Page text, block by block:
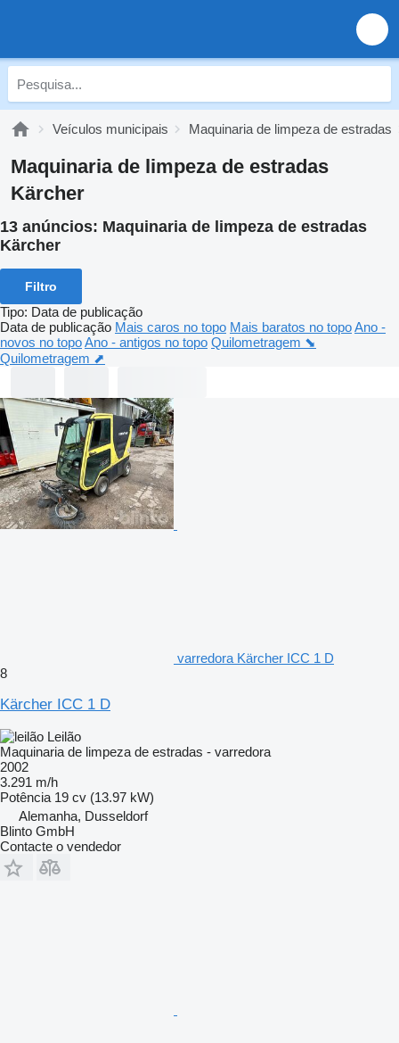
Veículos municipais Maquinaria de limpeza de estradas
Maquinaria de limpeza de estradas
Kärcher
13 anúncios: Maquinaria de limpeza de estradas
Kärcher
Filtro
Tipo: Data de publicação
Data de publicação Mais caros no topo Mais baratos no topoAno -
novos no topoAno - antigos no topo Quilometragem ⬊
Quilometragem ⬈
varredora Kärcher ICC 1 D
8
Kärcher ICC 1 D
Leilão
Maquinaria de limpeza de estradas - varredora
2002
3.291 m/h
Potência 19 cv (13.97 kW)
Alemanha, Dusseldorf
Blinto GmbH
Contacte o vendedor